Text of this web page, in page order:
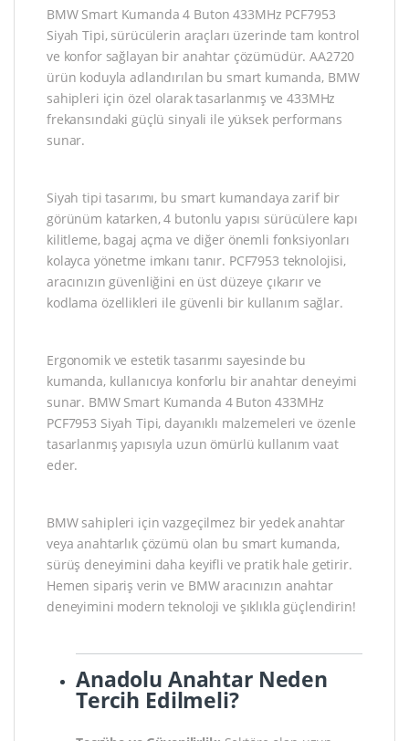
BMW Smart Kumanda 4 Buton 433MHz PCF7953
Siyah Tipi, sürücülerin araçları üzerinde tam kontrol
ve konfor sağlayan bir anahtar çözümüdür. AA2720
ürün koduyla adlandırılan bu smart kumanda, BMW
sahipleri için özel olarak tasarlanmış ve 433MHz
frekansındaki güçlü sinyali ile yüksek performans
sunar.
Siyah tipi tasarımı, bu smart kumandaya zarif bir
görünüm katarken, 4 butonlu yapısı sürücülere kapı
kilitleme, bagaj açma ve diğer önemli fonksiyonları
kolayca yönetme imkanı tanır. PCF7953 teknolojisi,
aracınızın güvenliğini en üst düzeye çıkarır ve
kodlama özellikleri ile güvenli bir kullanım sağlar.
Ergonomik ve estetik tasarımı sayesinde bu
kumanda, kullanıcıya konforlu bir anahtar deneyimi
sunar. BMW Smart Kumanda 4 Buton 433MHz
PCF7953 Siyah Tipi, dayanıklı malzemeleri ve özenle
tasarlanmış yapısıyla uzun ömürlü kullanım vaat
eder.
BMW sahipleri için vazgeçilmez bir yedek anahtar
veya anahtarlık çözümü olan bu smart kumanda,
sürüş deneyimini daha keyifli ve pratik hale getirir.
Hemen sipariş verin ve BMW aracınızın anahtar
deneyimini modern teknoloji ve şıklıkla güçlendirin!
Anadolu Anahtar Neden
Tercih Edilmeli?